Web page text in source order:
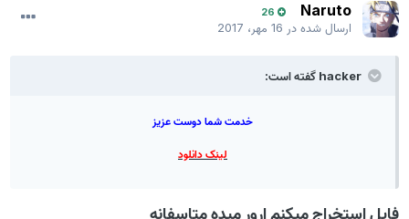
Naruto
26
ارسال شده در16 مهر، 2017
hacker گفته است:
خدمت شما دوست عزیز
لینک دانلود
فایل استخراج میکنم ارور میده متاسفانه